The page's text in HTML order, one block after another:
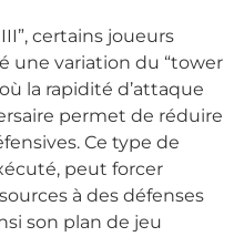
certains joueurs
une variation du “tower
la rapidité d’attaque
permet de réduire
Ce type de
peut forcer
à des défenses
son plan de jeu